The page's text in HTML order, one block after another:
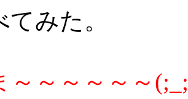
みた。
～～～～～～